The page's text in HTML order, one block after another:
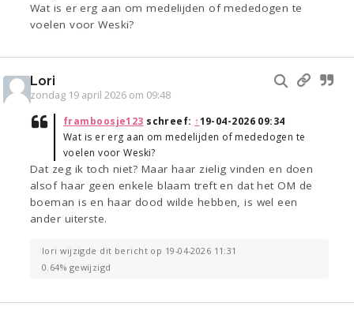
Wat is er erg aan om medelijden of mededogen te
voelen voor Weski?
Lori
zondag 19 april 2026 om 09:48
framboosje123 schreef: ↑19-04-2026 09:34
Wat is er erg aan om medelijden of mededogen te
voelen voor Weski?
Dat zeg ik toch niet? Maar haar zielig vinden en doen
alsof haar geen enkele blaam treft en dat het OM de
boeman is en haar dood wilde hebben, is wel een
ander uiterste.
lori wijzigde dit bericht op 19-04-2026 11:31
0.64% gewijzigd